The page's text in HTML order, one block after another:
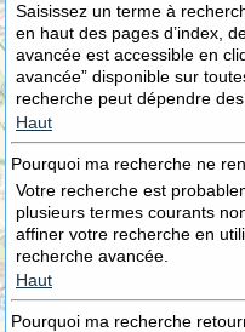
Saisissez un terme à
en haut des pages d’index,
avancée est accessible en
avancée” disponible sur
recherche peut dépendre
Haut
Pourquoi ma recherche ne
Votre recherche est
plusieurs termes courants
affiner votre recherche en
recherche avancée.
Haut
Pourquoi ma recherche